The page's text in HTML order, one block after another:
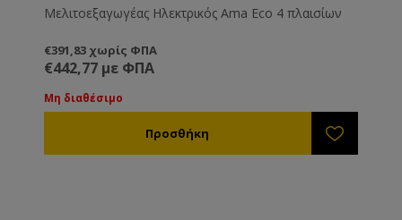
Μελιτοεξαγωγέας Ηλεκτρικός Ama Eco 4 πλαισίων
€391,83 χωρίς ΦΠΑ
€442,77 με ΦΠΑ
Μη διαθέσιμο